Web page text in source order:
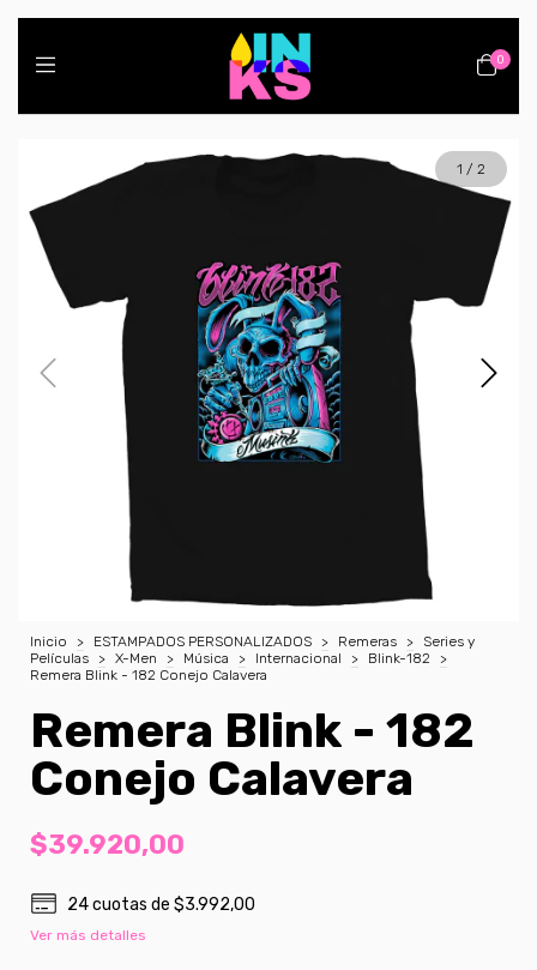
0
1 / 2
Inicio > ESTAMPADOS PERSONALIZADOS > Remeras >
Series y
Películas
> X-Men > Música > Internacional > Blink-182
>
Remera Blink - 182 Conejo Calavera
Remera Blink - 182
Conejo Calavera
$39.920,00
24cuotas de$3.992,00
Ver más detalles